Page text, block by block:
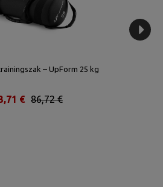
– UpForm 25 kg
86,72 €
€